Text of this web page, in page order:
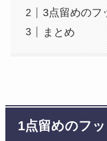
3点留めのフ
まとめ
1点留めのフ